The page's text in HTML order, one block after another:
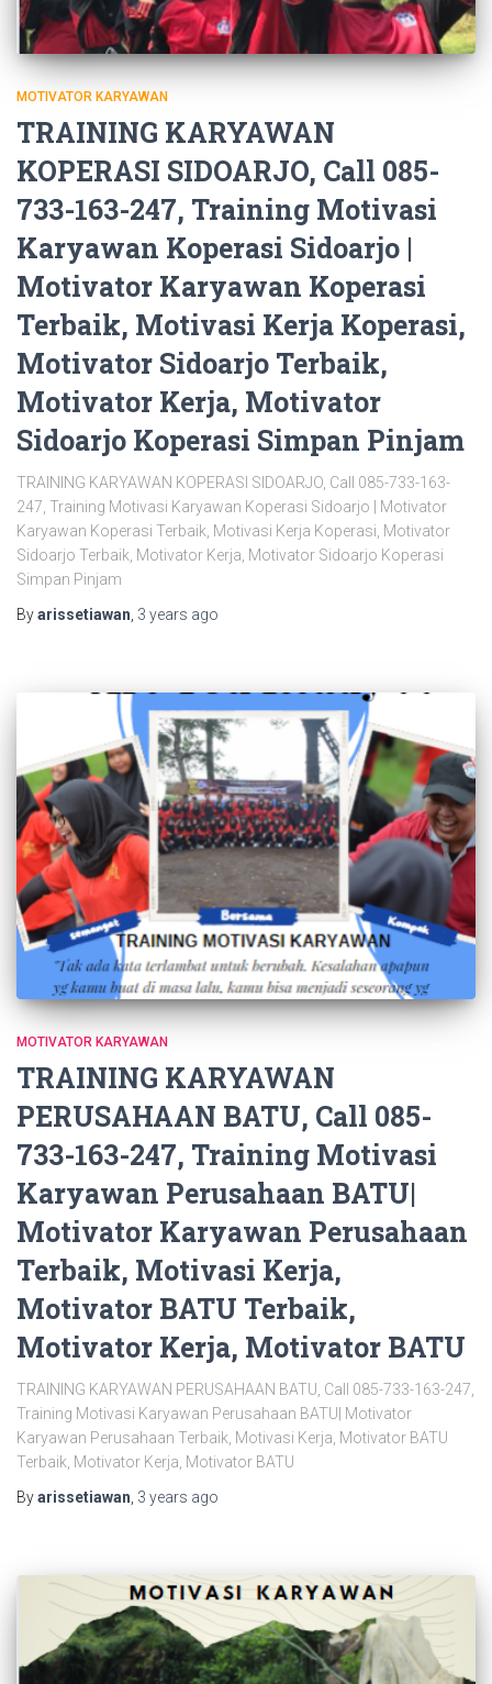
MOTIVATOR KARYAWAN
TRAINING KARYAWAN
KOPERASI SIDOARJO, Call 085-
733-163-247, Training Motivasi
Karyawan Koperasi Sidoarjo |
Motivator Karyawan Koperasi
Terbaik, Motivasi Kerja Koperasi,
Motivator Sidoarjo Terbaik,
Motivator Kerja, Motivator
Sidoarjo Koperasi Simpan Pinjam
TRAINING KARYAWAN KOPERASI SIDOARJO, Call 085-733-163-
247, Training Motivasi Karyawan Koperasi Sidoarjo | Motivator
Karyawan Koperasi Terbaik, Motivasi Kerja Koperasi, Motivator
Sidoarjo Terbaik, Motivator Kerja, Motivator Sidoarjo Koperasi
Simpan Pinjam
Byarissetiawan 3 years ago
MOTIVATOR KARYAWAN
TRAINING KARYAWAN
PERUSAHAAN BATU, Call 085-
733-163-247, Training Motivasi
Karyawan Perusahaan BATU|
Motivator Karyawan Perusahaan
Terbaik, Motivasi Kerja,
Motivator BATU Terbaik,
Motivator Kerja, Motivator BATU
TRAINING KARYAWAN PERUSAHAAN BATU, Call 085-733-163-247,
Training Motivasi Karyawan Perusahaan BATU| Motivator
Karyawan Perusahaan Terbaik, Motivasi Kerja, Motivator BATU
Terbaik, Motivator Kerja, Motivator BATU
Byarissetiawan 3 years ago